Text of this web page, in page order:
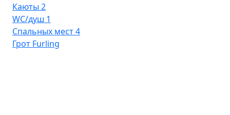
Каюты 2
WC/душ 1
Спальных мест4
Грот Furling